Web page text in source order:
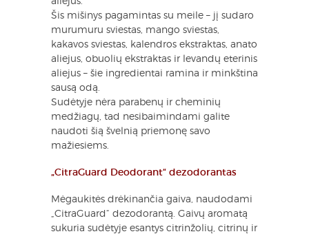
Šis mišinys pagamintas su meile – jį sudaro
murumuru sviestas, mango sviestas,
kakavos sviestas, kalendros ekstraktas, anato
aliejus, obuolių ekstraktas ir levandų eterinis
aliejus – šie ingredientai ramina ir minkština
sausą odą.
Sudėtyje nėra parabenų ir cheminių
medžiagų, tad nesibaimindami galite
naudoti šią švelnią priemonę savo
mažiesiems.
„CitraGuard Deodorant“ dezodorantas
Mėgaukitės drėkinančia gaiva, naudodami
„CitraGuard“ dezodorantą. Gaivų aromatą
sukuria sudėtyje esantys citrinžolių, citrinų ir